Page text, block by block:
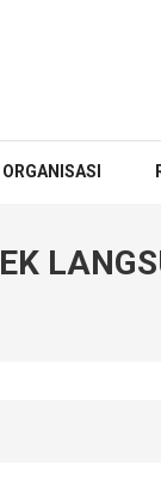
ORGANISASI